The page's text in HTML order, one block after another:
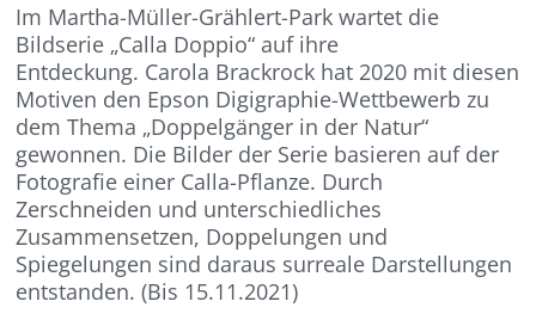
Im Martha-Müller-Grählert-Park wartet die
Bildserie „Calla Doppio“ auf ihre
Entdeckung. Carola Brackrock hat 2020 mit diesen
Motiven den Epson Digigraphie-Wettbewerb zu
dem Thema „Doppelgänger in der Natur“
gewonnen. Die Bilder der Serie basieren auf der
Fotografie einer Calla-Pflanze. Durch
Zerschneiden und unterschiedliches
Zusammensetzen, Doppelungen und
Spiegelungen sind daraus surreale Darstellungen
entstanden. (Bis 15.11.2021)